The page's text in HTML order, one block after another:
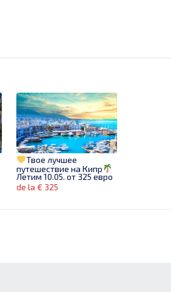
Твое лучшее
путешествие на Кипр
Летим 10.05. от 325 евро
de la € 325